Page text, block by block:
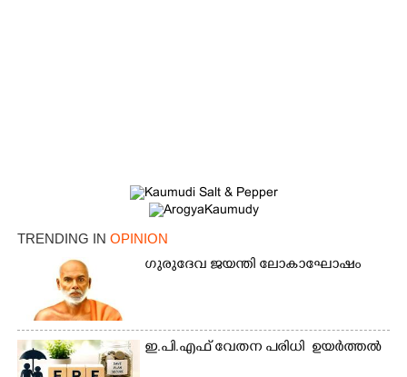
TRENDING IN OPINION
ഗുരുദേവ ജയന്തി ലോകാഘോഷം
ഇ.പി​.എഫ് വേതന പരി​ധി ​ ഉയർത്തൽ